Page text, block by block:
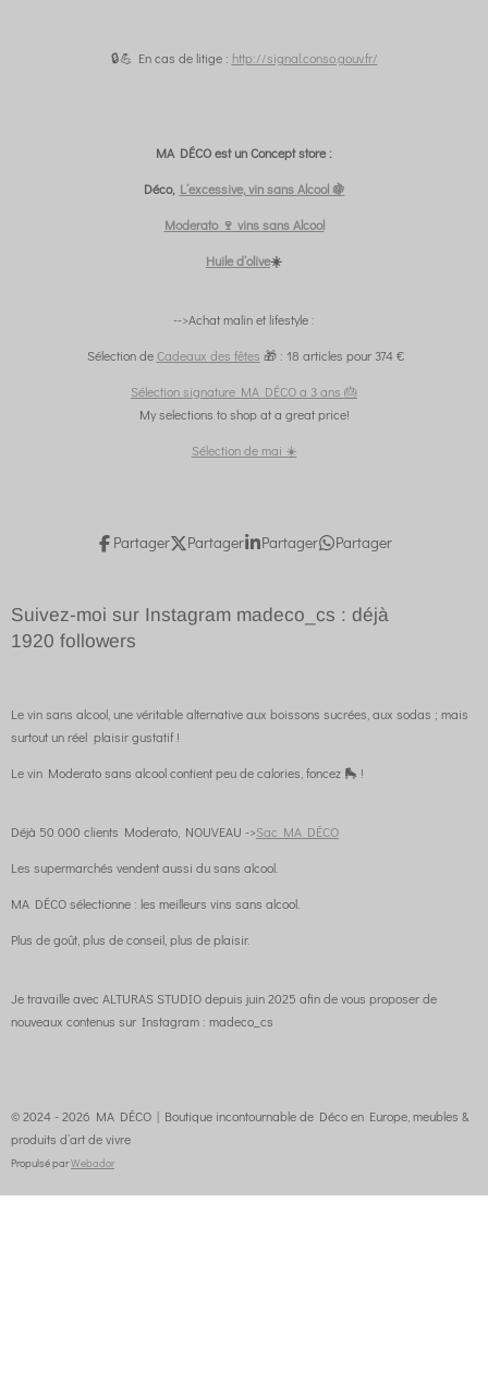
🔒💪 En cas de litige : http://signal.conso.gouv.fr/
MA DÉCO est un Concept store :
Déco, L’excessive, vin sans Alcool 🍇
Moderato 🍷 vins sans Alcool
Huile d’olive☀️
-->Achat malin et lifestyle :
Sélection de Cadeaux des fêtes 🎁 : 18 articles pour 374 €
Sélection signature MA DÉCO a 3 ans 🎂
My selections to shop at a great price!
Sélection de mai ☀️
Partager Partager Partager Partager
Suivez-moi sur Instagram madeco_cs : déjà
1920 followers
Le vin sans alcool, une véritable alternative aux boissons sucrées, aux sodas ; mais
surtout un réel plaisir gustatif !
Le vin Moderato sans alcool contient peu de calories, foncez 🛼 !
Déjà 50 000 clients Moderato, NOUVEAU ->Sac MA DÉCO
Les supermarchés vendent aussi du sans alcool.
MA DÉCO sélectionne : les meilleurs vins sans alcool.
Plus de goût, plus de conseil, plus de plaisir.
Je travaille avec ALTURAS STUDIO depuis juin 2025 afin de vous proposer de
nouveaux contenus sur Instagram : madeco_cs
© 2024 - 2026 MA DÉCO | Boutique incontournable de Déco en Europe, meubles &
produits d’art de vivre
Propulsé parWebador